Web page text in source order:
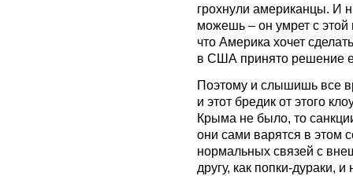
грохнули американцы. И
можешь – он умрет с
что Америка хочет
в США принято решение
Поэтому и слышишь все
и этот бредик от этого
Крыма не было, то
они сами варятся в этом
нормальных связей с
другу, как попки-дураки,